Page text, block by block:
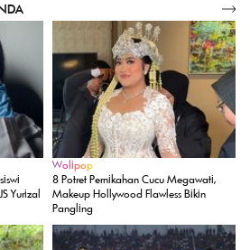
Yurizal
Wolipop
8 Potret Pernikahan Cucu Megawati,
Makeup Hollywood Flawless Bikin
Pangling